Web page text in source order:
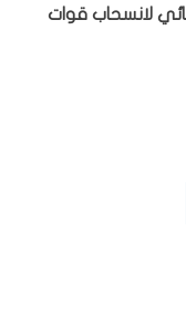
النهائي لانسحاب قوات